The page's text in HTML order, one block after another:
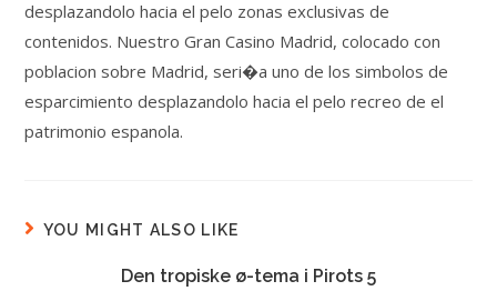
desplazandolo hacia el pelo zonas exclusivas de
contenidos. Nuestro Gran Casino Madrid, colocado con
poblacion sobre Madrid, seri�a uno de los simbolos de
esparcimiento desplazandolo hacia el pelo recreo de el
patrimonio espanola.
YOU MIGHT ALSO LIKE
Den tropiske ø-tema i Pirots 5